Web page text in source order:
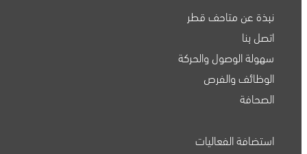
نبذة عن متاحف قطر
اتصل بنا
سهولة الوصول والحركة
الوظائف والفرص
الصحافة
استضافة الفعاليات